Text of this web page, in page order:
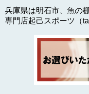
兵庫県は明石市、魚の
専門店起己スポーツ（